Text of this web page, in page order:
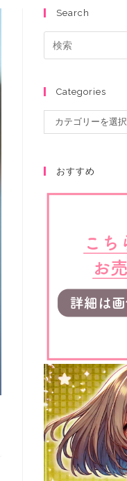
Search
Categories
カテゴリーを選択
おすすめ